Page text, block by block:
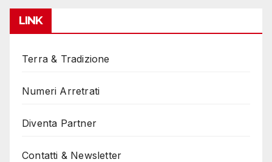
LINK
Terra & Tradizione
Numeri Arretrati
Diventa Partner
Contatti & Newsletter